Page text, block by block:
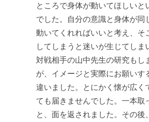
ところで身体が動いてほしいと
でした。自分の意識と身体が同
動いてくれればいいと考え、そ
してしまうと迷いが生じてしま
対戦相手の山中先生の研究もし
が、イメージと実際にお願いす
違いました。とにかく懐が広く
ても届きませんでした。一本取
と、面を返されました。その後